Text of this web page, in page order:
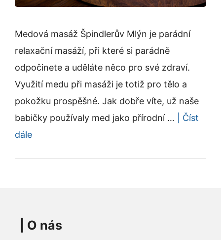
Medová masáž Špindlerův Mlýn je parádní
relaxační masáží, při které si parádně
odpočinete a uděláte něco pro své zdraví.
Využití medu při masáži je totiž pro tělo a
pokožku prospěšné. Jak dobře víte, už naše
babičky používaly med jako přírodní …
| Číst
dále
O nás